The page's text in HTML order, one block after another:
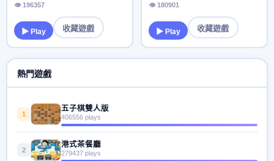
👁 196357
▶ Play 收藏遊戲
👁 180901
▶ Play 收藏遊戲
熱門遊戲
1
五子棋雙人版
406556 plays
2
港式茶餐廳
279437 plays